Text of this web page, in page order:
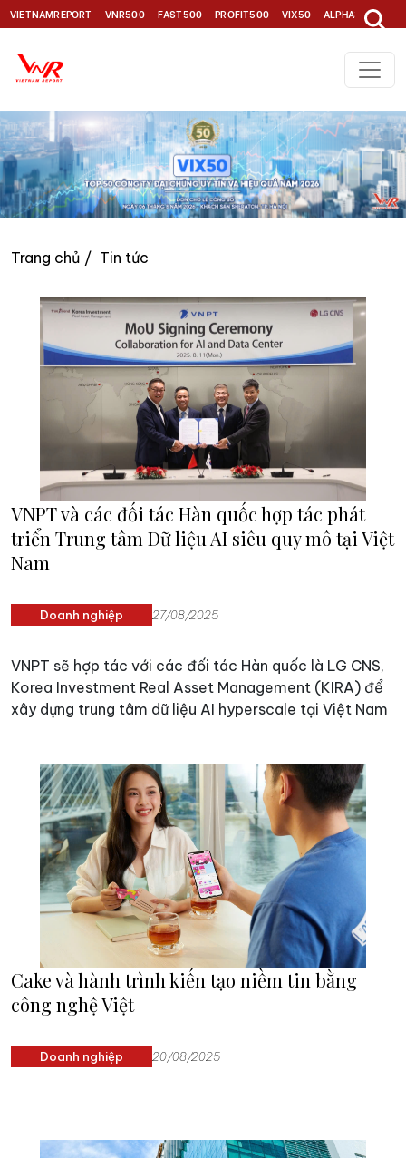
VIETNAMREPORT VNR500 FAST500 PROFIT500 VIX50 ALPHA30
Trang chủ Tin tức
VNPT và các đối tác Hàn quốc hợp tác phát
triển Trung tâm Dữ liệu AI siêu quy mô tại Việt
Nam
Doanh nghiệp 27/08/2025
VNPT sẽ hợp tác với các đối tác Hàn quốc là LG CNS,
Korea Investment Real Asset Management (KIRA) để
xây dựng trung tâm dữ liệu AI hyperscale tại Việt Nam
Cake và hành trình kiến tạo niềm tin bằng
công nghệ Việt
Doanh nghiệp 20/08/2025